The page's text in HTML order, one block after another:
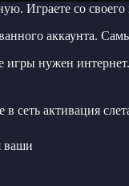
Играете со
аккаунта.
нужен интернет.
сеть активация
ваши